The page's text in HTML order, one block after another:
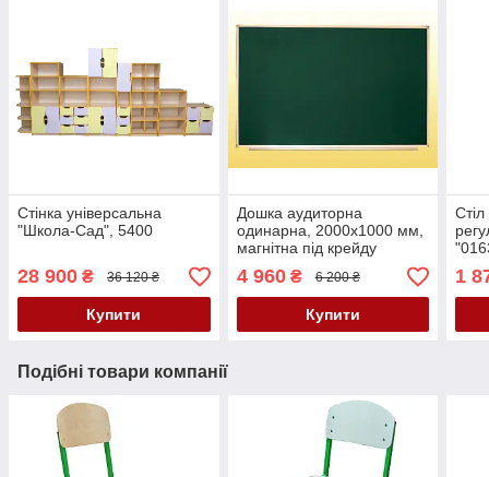
Стінка універсальна
"Школа-Сад", 5400
28 900 ₴ 36 120 ₴
Купити
Дошка аудиторна
одинарна, 2000х1000 мм,
магнітна під крейду
4 960₴ 6 200 ₴
Купити
Стіл
1
Подібні товари компанії